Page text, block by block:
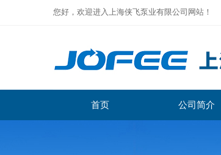
您好，欢迎进入上海侠飞泵业有限公司网站！
首页 公司简介